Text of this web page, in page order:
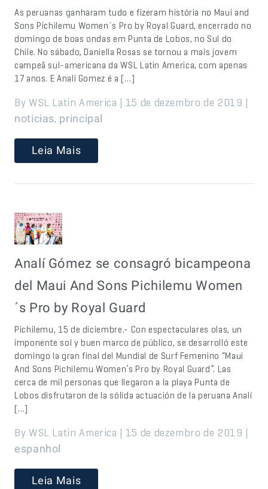
As peruanas ganharam tudo e fizeram história no Maui and
Sons Pichilemu Women´s Pro by Royal Guard, encerrado no
domingo de boas ondas em Punta de Lobos, no Sul do
Chile. No sábado, Daniella Rosas se tornou a mais jovem
campeã sul-americana da WSL Latin America, com apenas
17 anos. E Anali Gomez é a […]
By WSL Latin America | 15 de dezembro de 2019 |
noticias, principal
Leia Mais
Analí Gómez se consagró bicampeona
del Maui And Sons Pichilemu Women
´s Pro by Royal Guard
Pichilemu, 15 de diciembre.- Con espectaculares olas, un
imponente sol y buen marco de público, se desarrolló este
domingo la gran final del Mundial de Surf Femenino “Maui
And Sons Pichilemu Women’s Pro by Royal Guard”. Las
cerca de mil personas que llegaron a la playa Punta de
Lobos disfrutaron de la sólida actuación de la peruana Analí
[…]
By WSL Latin America | 15 de dezembro de 2019 |
espanhol
Leia Mais